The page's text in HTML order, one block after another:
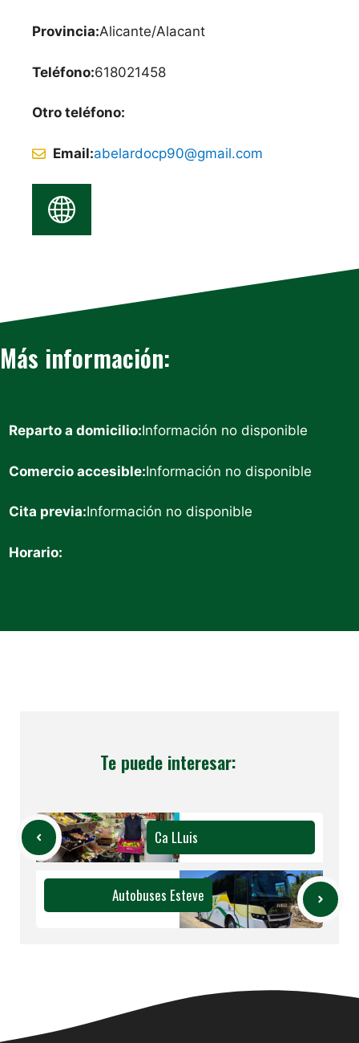
Provincia:Alicante/Alacant
Teléfono:618021458
Otro teléfono:
Email:abelardocp90@gmail.com
Más información:
Reparto a domicilio:Información no disponible
Comercio accesible:Información no disponible
Cita previa:Información no disponible
Horario:
Te puede interesar:
Ca LLuis
Autobuses Esteve